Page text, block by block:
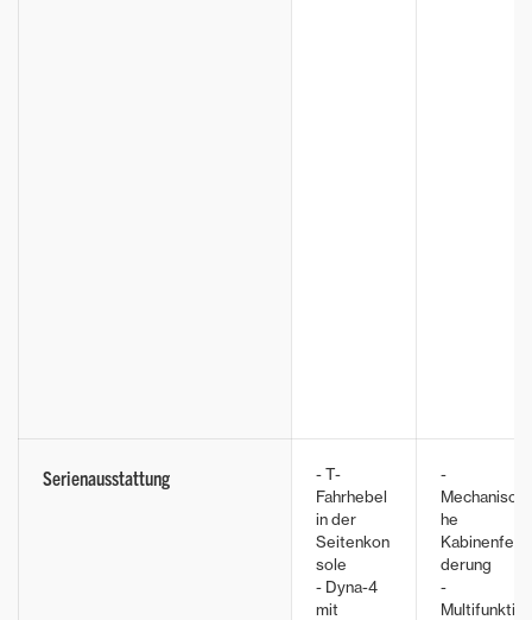
Serienausstattung
- T-
Fahrhebel
in der
Seitenkon
sole
- Dyna-4
mit
-
Mechanisc
he
Kabinenfe
derung
-
Multifunkti